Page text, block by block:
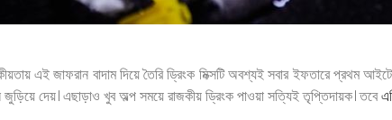
এই জাফরান বাদাম দিয়ে তৈরি ড্রিংক মিক্সটি অবশ্যই সবার ইফতারে প্রথম
জুড়িয়ে দেয়। এছাড়াও খুব অল্প সময়ে রাজকীয় ড্রিংক পাওয়া সত্যিই তৃপ্তিদায়ক। তবে